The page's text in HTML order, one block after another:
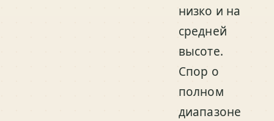
низко и на
средней
высоте.
Спор о
полном
диапазоне